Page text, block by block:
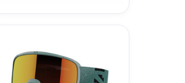
TOEVOEGEN AAN WINKELWAGEN